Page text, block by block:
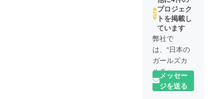
プロジェク
トを掲載し
ています
弊社で
は、“日本の
ガールズカ
ルチャーを
世界へ” を
テーマに、
メッセー
ジを送る